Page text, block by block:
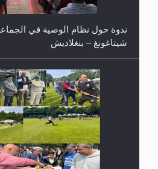
ندوة حول نظام الوصية في
شيتاغونغ – بنغلاديش